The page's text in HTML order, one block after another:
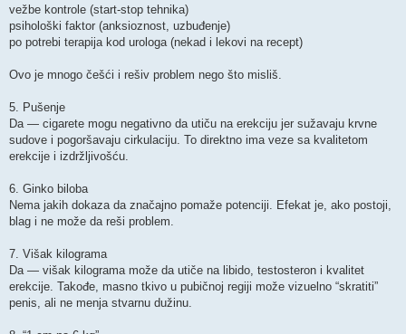
vežbe kontrole (start-stop tehnika)
psihološki faktor (anksioznost, uzbuđenje)
po potrebi terapija kod urologa (nekad i lekovi na recept)
Ovo je mnogo češći i rešiv problem nego što misliš.
5. Pušenje
Da — cigarete mogu negativno da utiču na erekciju jer sužavaju krvne
sudove i pogoršavaju cirkulaciju. To direktno ima veze sa kvalitetom
erekcije i izdržljivošću.
6. Ginko biloba
Nema jakih dokaza da značajno pomaže potenciji. Efekat je, ako postoji,
blag i ne može da reši problem.
7. Višak kilograma
Da — višak kilograma može da utiče na libido, testosteron i kvalitet
erekcije. Takođe, masno tkivo u pubičnoj regiji može vizuelno “skratiti”
penis, ali ne menja stvarnu dužinu.